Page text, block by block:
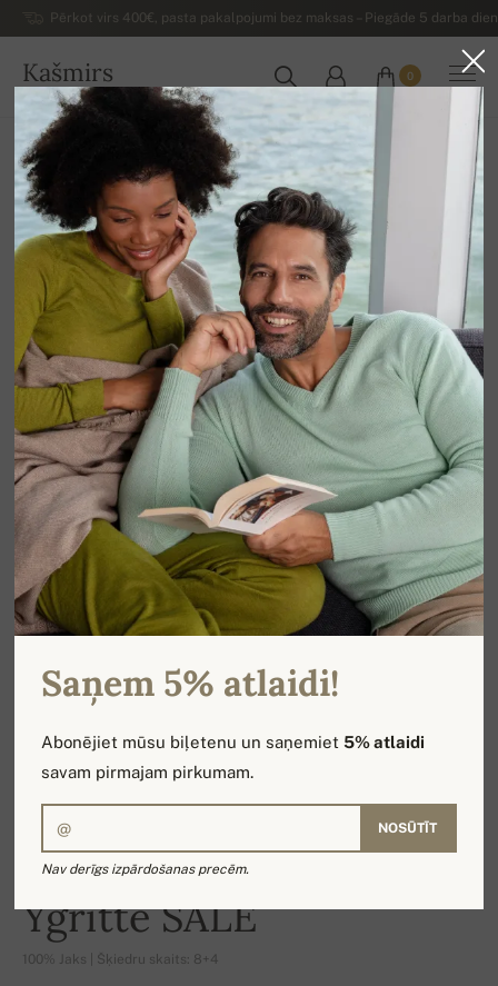
Pērkot virs 400€, pasta pakalpojumi bez maksas – Piegāde 5 darba
Kašmirs
LATVIJA
0
Uz mājām
-16%
Ygritte SALE
100% Jaks | Šķiedru skaits: 8+4
Saņem 5% atlaidi!
Abonējiet mūsu biļetenu un saņemiet5% atlaidi
savam pirmajam pirkumam.
NOSŪTĪT
Nav derīgs izpārdošanas precēm.